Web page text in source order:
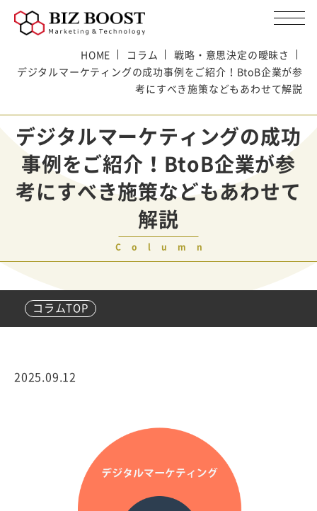
HOME コラム
戦略・意思決定の曖昧さ
デジタルマーケティングの成功事例をご紹介！BtoB企業が参
考にすべき施策などもあわせて解説
デジタルマーケティングの成功
事例をご紹介！BtoB企業が参
考にすべき施策などもあわせて
解説
Column
コラムTOP
2025.09.12